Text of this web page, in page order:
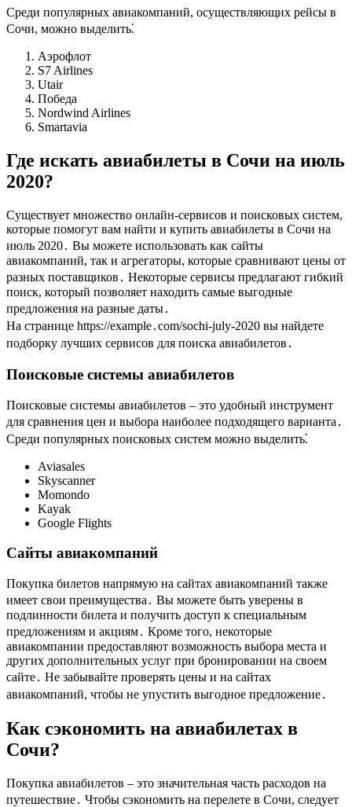
Среди популярных авиакомпаний, осуществляющих рейсы в
Сочи, можно выделить⁚
Аэрофлот
S7 Airlines
Utair
Победа
Nordwind Airlines
Smartavia
Где искать авиабилеты в Сочи на июль
2020?
Существует множество онлайн-сервисов и поисковых систем,
которые помогут вам найти и купить авиабилеты в Сочи на
июль 2020․ Вы можете использовать как сайты
авиакомпаний, так и агрегаторы, которые сравнивают цены от
разных поставщиков․ Некоторые сервисы предлагают гибкий
поиск, который позволяет находить самые выгодные
предложения на разные даты․
На странице https://example․com/sochi-july-2020 вы найдете
подборку лучших сервисов для поиска авиабилетов․
Поисковые системы авиабилетов
Поисковые системы авиабилетов – это удобный инструмент
для сравнения цен и выбора наиболее подходящего варианта․
Среди популярных поисковых систем можно выделить⁚
Aviasales
Skyscanner
Momondo
Kayak
Google Flights
Сайты авиакомпаний
Покупка билетов напрямую на сайтах авиакомпаний также
имеет свои преимущества․ Вы можете быть уверены в
подлинности билета и получить доступ к специальным
предложениям и акциям․ Кроме того, некоторые
авиакомпании предоставляют возможность выбора места и
других дополнительных услуг при бронировании на своем
сайте․ Не забывайте проверять цены и на сайтах
авиакомпаний, чтобы не упустить выгодное предложение․
Как сэкономить на авиабилетах в
Сочи?
Покупка авиабилетов – это значительная часть расходов на
путешествие․ Чтобы сэкономить на перелете в Сочи, следует